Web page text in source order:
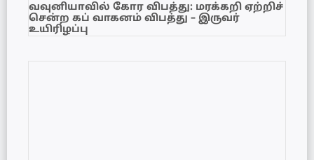
வவுனியாவில் கோர விபத்து: மரக்கறி ஏற்றிச்
சென்ற கப் வாகனம் விபத்து – இருவர்
உயிரிழப்பு